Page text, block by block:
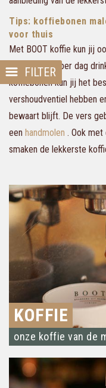
FILTER
Tips: koffiebonen
voor thuis
Met BOOT koffie kun jij
kopjes koffie per dag
koffiebonen kun jij het
vershoudventiel hebben
bewaart blijft. De vers
een handmolen . Ook met
smaken de lekkerste
KOFFIE
onze koffie van de